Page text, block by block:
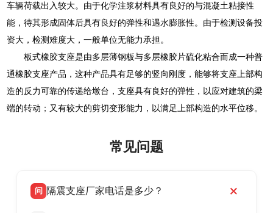
车辆荷载出入较大。由于化学注浆材料具有良好的与混凝土粘接性
能，待其形成固体后具有良好的弹性和遇水膨胀性。由于检测设备投
资大，检测难度大，一般单位无能力承担。
板式橡胶支座是由多层薄钢板与多层橡胶片硫化粘合而成一种普
通橡胶支座产品，这种产品具有足够的竖向刚度，能够将支座上部构
造的反力可靠的传递给墩台，支座具有良好的弹性，以应对建筑的梁
端的转动；又有较大的剪切变形能力，以满足上部构造的水平位移。
常见问题
问 隔震支座厂家电话是多少？